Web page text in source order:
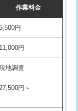
11,000円~
55,000円
+11,000円
22,000円+材料費
作業料金
円
11,000円
地調査
円～